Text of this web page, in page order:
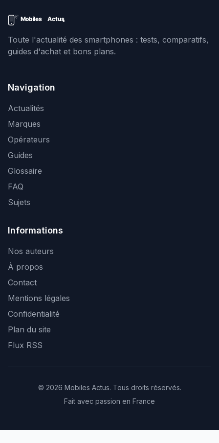
Toute l'actualité des smartphones : tests, comparatifs,
guides d'achat et bons plans.
Navigation
Actualités
Marques
Opérateurs
Guides
Glossaire
FAQ
Sujets
Informations
Nos auteurs
À propos
Contact
Mentions légales
Confidentialité
Plan du site
Flux RSS
© 2026 Mobiles Actus. Tous droits réservés.
Fait avec passion en France